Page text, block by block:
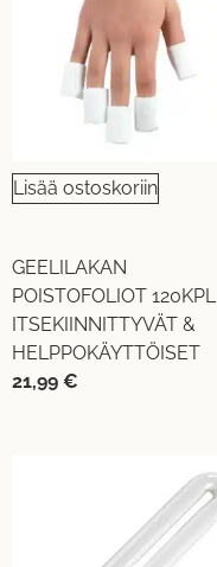
Lisää ostoskoriin
GEELILAKAN
POISTOFOLIOT 120KPL |
ITSEKIINNITTYVÄT &
HELPPOKÄYTTÖISET
21,99 €